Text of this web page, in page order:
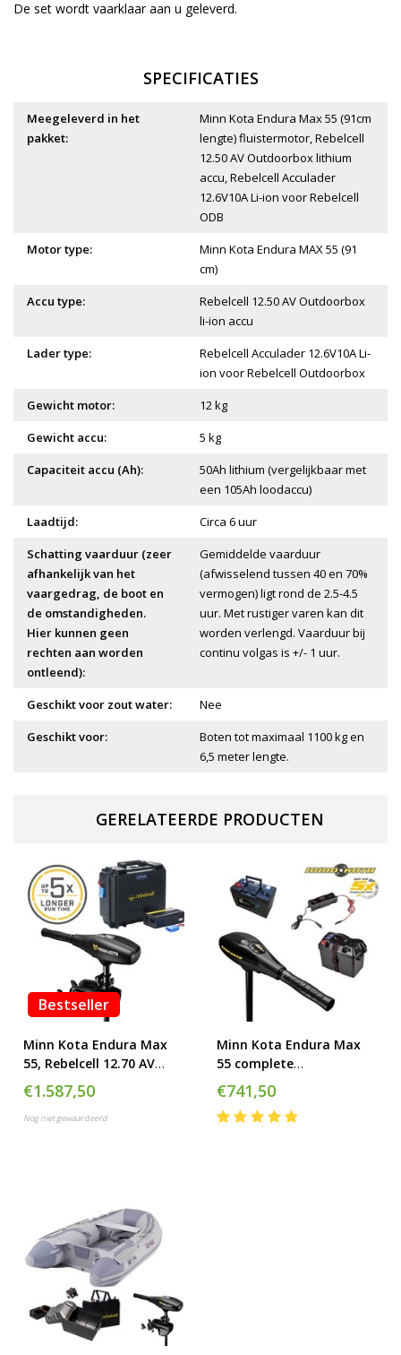
De set wordt vaarklaar aan u geleverd.
SPECIFICATIES
Meegeleverd in het
pakket:
Minn Kota Endura Max 55 (91cm
lengte) fluistermotor, Rebelcell
12.50 AV Outdoorbox lithium
accu, Rebelcell Acculader
12.6V10A Li-ion voor Rebelcell
ODB
Motor type:
Minn Kota Endura MAX 55 (91
cm)
Accu type:
Rebelcell 12.50 AV Outdoorbox
li-ion accu
Lader type:
Rebelcell Acculader 12.6V10A Li-
ion voor Rebelcell Outdoorbox
Gewicht motor:
12 kg
Gewicht accu:
5 kg
Capaciteit accu (Ah):
50Ah lithium (vergelijkbaar met
een 105Ah loodaccu)
Laadtijd:
Circa 6 uur
Schatting vaarduur (zeer
afhankelijk van het
vaargedrag, de boot en
de omstandigheden.
Hier kunnen geen
rechten aan worden
ontleend):
Gemiddelde vaarduur
(afwisselend tussen 40 en 70%
vermogen) ligt rond de 2.5-4.5
uur. Met rustiger varen kan dit
worden verlengd. Vaarduur bij
continu volgas is +/- 1 uur.
Geschikt voor zout water:
Nee
Geschikt voor:
Boten tot maximaal 1100 kg en
6,5 meter lengte.
GERELATEERDE PRODUCTEN
Bestseller
Minn Kota Endura Max
55, Rebelcell 12.70 AV
Outdoorbox en acculader
20A
€1.587,50
Nog niet gewaardeerd
Minn Kota Endura Max
55 complete
elektromotor set
€741,50